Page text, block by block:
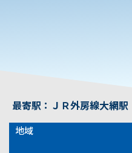
最寄駅：ＪＲ外房線大網駅
地域